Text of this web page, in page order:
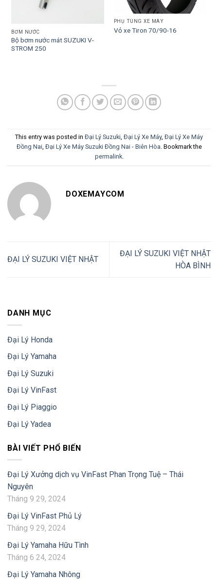
BƠM NƯỚC
Bộ bơm nước mát SUZUKI V-
STROM 250
PHỤ TÙNG XE MÁY
Vỏ xe Tiron 70/90-16
This entry was posted in Đại Lý Suzuki, Đại Lý Xe Máy, Đại Lý Xe Máy
Đồng Nai, Đại Lý Xe Máy Suzuki Đồng Nai - Biên Hòa. Bookmark the
permalink.
DOXEMAYCOM
ĐẠI LÝ SUZUKI VIỆT NHẬT
ĐẠI LÝ SUZUKI VIỆT NHẬT
HÒA BÌNH
DANH MỤC
Đại Lý Honda
Đại Lý Yamaha
Đại Lý Suzuki
Đại Lý VinFast
Đại Lý Piaggio
Đại Lý Yadea
BÀI VIẾT PHỔ BIẾN
Đại Lý Xưởng dịch vụ VinFast Phan Trọng Tuệ – Thái
Nguyên
Tháng 9 29, 2024
Đại Lý VinFast Phủ Lý
Tháng 9 29, 2024
Đại Lý Yamaha Hữu Tình
Tháng 6 24, 2024
Đại Lý Yamaha Nhông